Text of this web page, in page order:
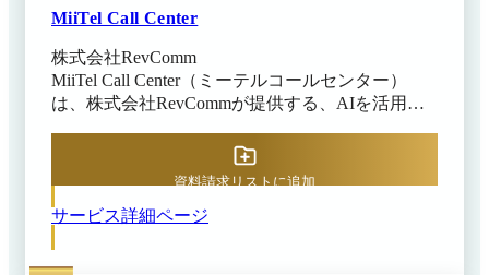
につなげます。
MiiTel Call Center
株式会社RevComm
MiiTel Call Center（ミーテルコールセンター）
は、株式会社RevCommが提供する、AIを活用し
え、通話内容のリアルタイムな文字起こしや解
実しているのが特徴です。担当者のセルフコーチ
や対応の自動化を通じて、センター全体の生産性
サービス詳細ページ
資料請求リストに追加